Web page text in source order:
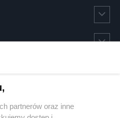
partnerów oraz inne